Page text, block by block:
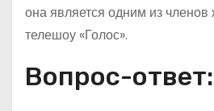
она является одним из
телешоу «Голос».
Вопрос-ответ: